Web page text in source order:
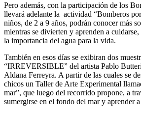
Pero además, con la participación de los
llevará adelante la actividad “Bomberos
niños, de 2 a 9 años, podrán conocer más
mientras se divierten y aprenden a
la importancia del agua para la vida.
También en esos días se exibiran dos
“IRREVERSIBLE” del artista Pablo
Aldana Ferreyra. A partir de las cuales se
chicos un Taller de Arte Experimental
mar”, que luego del recorrido propone, a
sumergirse en el fondo del mar y aprender